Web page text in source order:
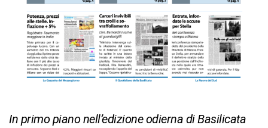
In primo piano nell’edizione odierna di Basilicata